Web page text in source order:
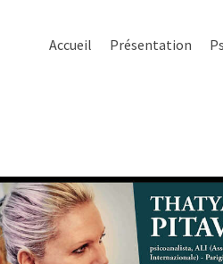
Accueil Présentation